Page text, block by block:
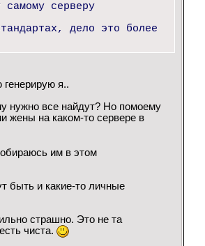
серверу
дело это более
генерирую я..
нужно все найдут? Но помоему
жены на каком-то сервере в
им в этом
быть и какие-то личные
страшно. Это не та
чиста.